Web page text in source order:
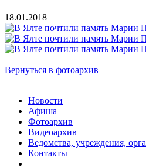
18.01.2018
Вернуться в фотоархив
Новости
Афиша
Фотоархив
Видеоархив
Ведомства, учреждения,
Контакты